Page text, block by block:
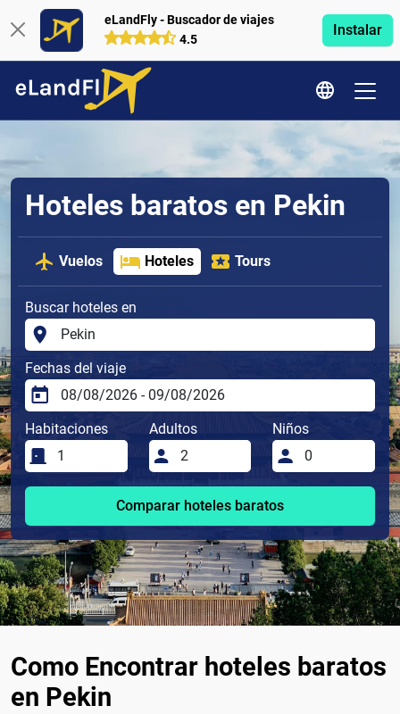
eLandFly - Buscador de viajes
4.5
Instalar
Hoteles baratos en Pekin
Vuelos Hoteles Tours
Buscar hoteles en
Fechas del viaje
Habitaciones Adultos Niños
Comparar hoteles baratos
Como Encontrar hoteles baratos
en Pekin